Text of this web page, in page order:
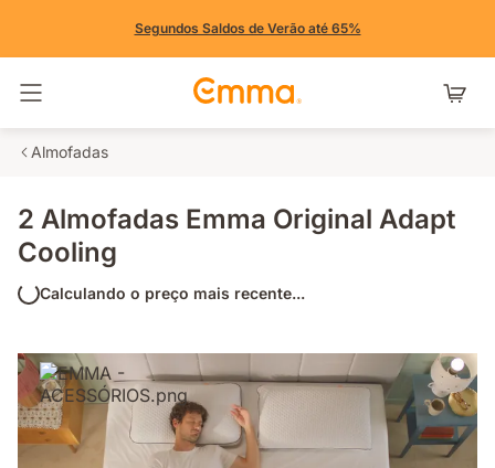
Segundos Saldos de Verão até 65%
Almofadas
2 Almofadas Emma Original Adapt
Cooling
Calculando o preço mais recente...